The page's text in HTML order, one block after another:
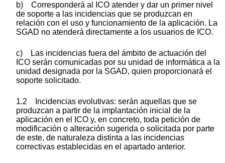
b) Corresponderá al ICO atender y dar un primer nivel
de soporte a las incidencias que se produzcan en
relación con el uso y funcionamiento de la aplicación. La
SGAD no atenderá directamente a los usuarios de ICO.
c) Las incidencias fuera del ámbito de actuación del
ICO serán comunicadas por su unidad de informática a la
unidad designada por la SGAD, quien proporcionará el
soporte solicitado.
1.2 Incidencias evolutivas: serán aquellas que se
produzcan a partir de la implantación inicial de la
aplicación en el ICO y, en concreto, toda petición de
modificación o alteración sugerida o solicitada por parte
de este, de naturaleza distinta a las incidencias
correctivas establecidas en el apartado anterior.